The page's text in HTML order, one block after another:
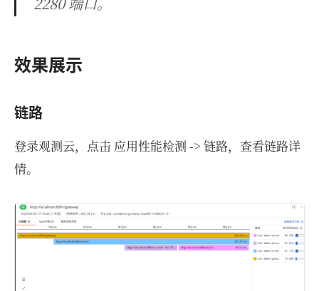
效果展示
链路
登录观测云，点击 应用性能检测 -> 链路，查看链路详
情。